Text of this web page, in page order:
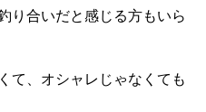
り合いだと感じる方もいら
て、オシャレじゃなくても